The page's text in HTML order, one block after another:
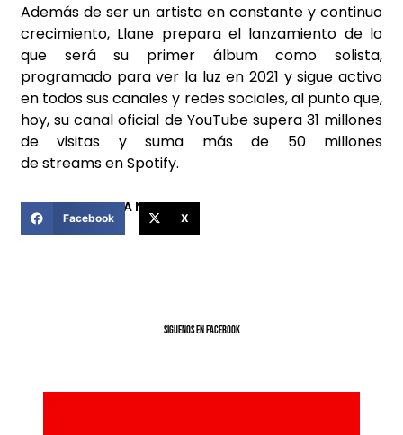
Además de ser un artista en constante y continuo
crecimiento, Llane prepara el lanzamiento de lo
que será su primer álbum como solista,
programado para ver la luz en 2021 y sigue activo
en todos sus canales y redes sociales, al punto que,
hoy, su canal oficial de YouTube supera 31 millones
de visitas y suma más de 50 millones
de streams en Spotify.
COMPARTIR ESTA NOTICIA
Facebook X
SíGUENOS EN FACEBOOK